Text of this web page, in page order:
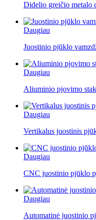
Didelio greičio metalo
Daugiau
Juostinio pjūklo
Daugiau
Aliuminio pjovimo
Daugiau
Vertikalus juostinis
Daugiau
CNC juostinio pjūklo
Daugiau
Automatinė juostinio